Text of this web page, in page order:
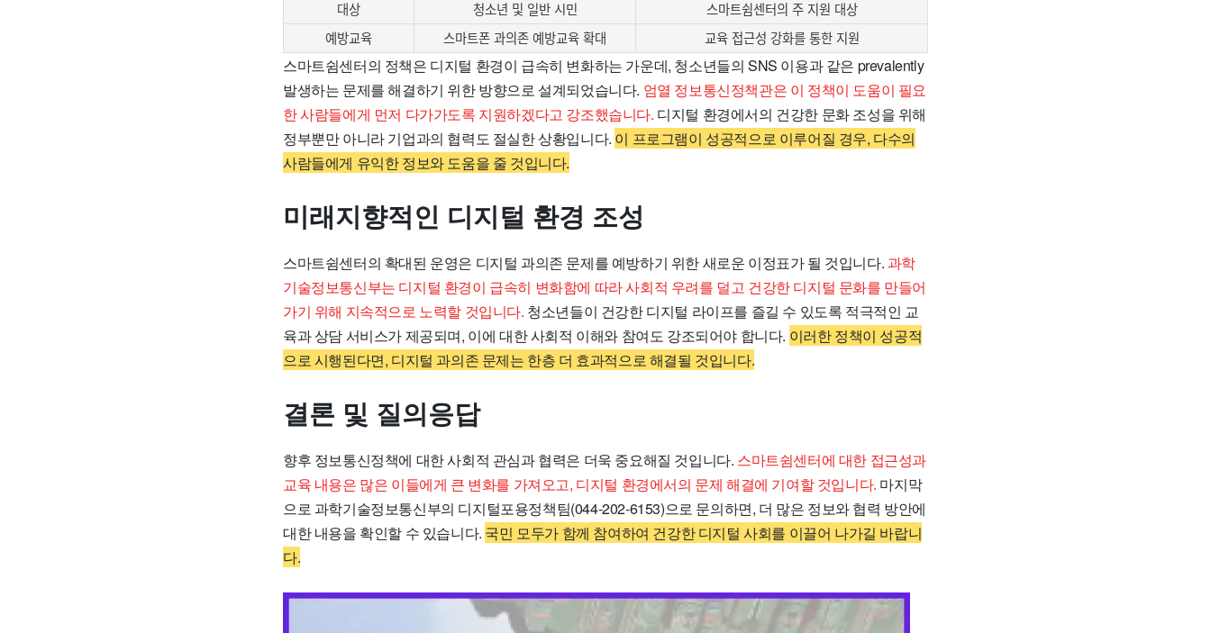
대상
청소년 및 일반 시민
스마트쉼센터의 주 지원 대상
예방교육
스마트폰 과의존 예방교육 확대 교육 접근성 강화를 통한 지원
스마트쉼센터의 정책은 디지털 환경이 급속히 변화하는 가운데, 청소년들의 SNS 이용과 같은 prevalently
발생하는 문제를 해결하기 위한 방향으로 설계되었습니다. 엄열 정보통신정책관은 이 정책이 도움이 필요
한 사람들에게 먼저 다가가도록 지원하겠다고 강조했습니다. 디지털 환경에서의 건강한 문화 조성을 위해
정부뿐만 아니라 기업과의 협력도 절실한 상황입니다. 이 프로그램이 성공적으로 이루어질 경우, 다수의
사람들에게 유익한 정보와 도움을 줄 것입니다.
미래지향적인 디지털 환경 조성
스마트쉼센터의 확대된 운영은 디지털 과의존 문제를 예방하기 위한 새로운 이정표가 될 것입니다. 과학
기술정보통신부는 디지털 환경이 급속히 변화함에 따라 사회적 우려를 덜고 건강한 디지털 문화를 만들어
가기 위해 지속적으로 노력할 것입니다. 청소년들이 건강한 디지털 라이프를 즐길 수 있도록 적극적인 교
육과 상담 서비스가 제공되며, 이에 대한 사회적 이해와 참여도 강조되어야 합니다. 이러한 정책이 성공적
으로 시행된다면, 디지털 과의존 문제는 한층 더 효과적으로 해결될 것입니다.
결론 및 질의응답
향후 정보통신정책에 대한 사회적 관심과 협력은 더욱 중요해질 것입니다. 스마트쉼센터에 대한 접근성과
교육 내용은 많은 이들에게 큰 변화를 가져오고, 디지털 환경에서의 문제 해결에 기여할 것입니다. 마지막
으로 과학기술정보통신부의 디지털포용정책팀(044-202-6153)으로 문의하면, 더 많은 정보와 협력 방안에
대한 내용을 확인할 수 있습니다. 국민 모두가 함께 참여하여 건강한 디지털 사회를 이끌어 나가길 바랍니
다.